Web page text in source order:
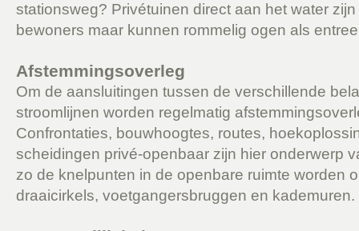
stationsweg? Privétuinen direct aan het water
bewoners maar kunnen rommelig ogen als
Afstemmingsoverleg
Om de aansluitingen tussen de verschillende
stroomlijnen worden regelmatig
Confrontaties, bouwhoogtes, routes,
scheidingen privé-openbaar zijn hier onderwerp
zo de knelpunten in de openbare ruimte worden
draaicirkels, voetgangersbruggen en kademuren.